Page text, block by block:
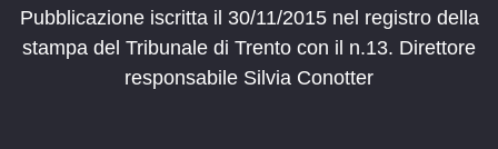
Pubblicazione iscritta il 30/11/2015 nel registro della
stampa del Tribunale di Trento con il n.13. Direttore
responsabile Silvia Conotter